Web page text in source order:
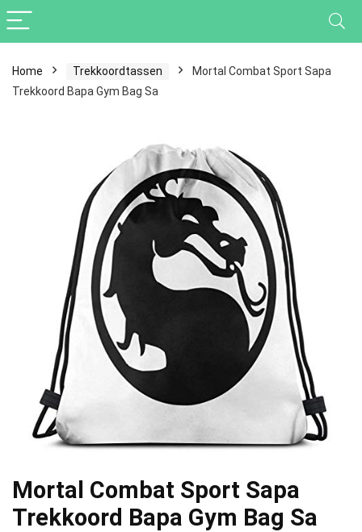
Home Trekkoordtassen
Mortal Combat Sport Sapa
Trekkoord Bapa Gym Bag Sa
Mortal Combat Sport Sapa
Trekkoord Bapa Gym Bag Sa